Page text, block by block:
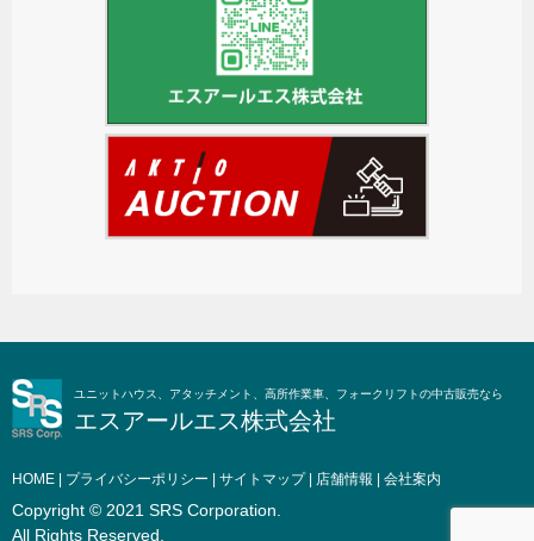
ユニットハウス、アタッチメント、高所作業車、フォークリフトの中古販売なら
エスアールエス株式会社
HOME プライバシーポリシー サイトマップ| 店舗情報 会社案内
Copyright © 2021 SRS Corporation.
All Rights Reserved.